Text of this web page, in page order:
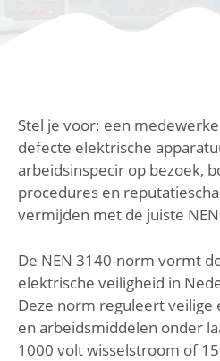
Stel je voor: een
defecte elektrische
arbeidsinspecir op bezoek,
procedures en
vermijden met de juiste
De NEN 3140-norm vormt
elektrische veiligheid in
Deze norm reguleert veilige
en arbeidsmiddelen onder
1000 volt wisselstroom of